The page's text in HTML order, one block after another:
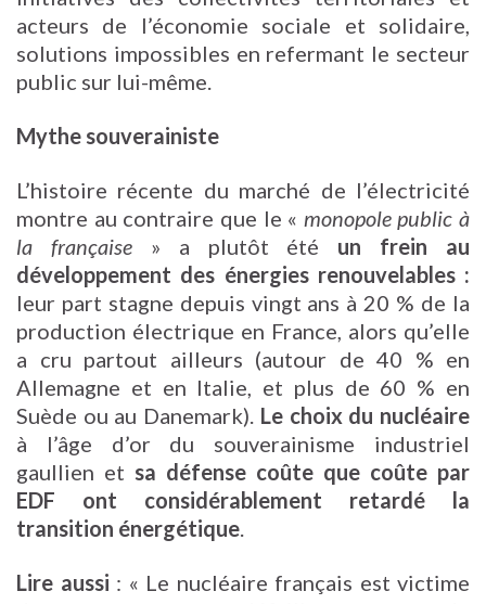
acteurs de l’économie sociale et solidaire,
solutions impossibles en refermant le secteur
public sur lui-même.
Mythe souverainiste
L’histoire récente du marché de l’électricité
montre au contraire que le « monopole public à
la française» a plutôt été un frein au
développement des énergies renouvelables :
leur part stagne depuis vingt ans à 20 % de la
production électrique en France, alors qu’elle
a cru partout ailleurs (autour de 40 % en
Allemagne et en Italie, et plus de 60 % en
Suède ou au Danemark). Le choix du nucléaire
à l’âge d’or du souverainisme industriel
gaullien et sa défense coûte que coûte par
EDF ont considérablement retardé la
transition énergétique.
Lire aussi : « Le nucléaire français est victime